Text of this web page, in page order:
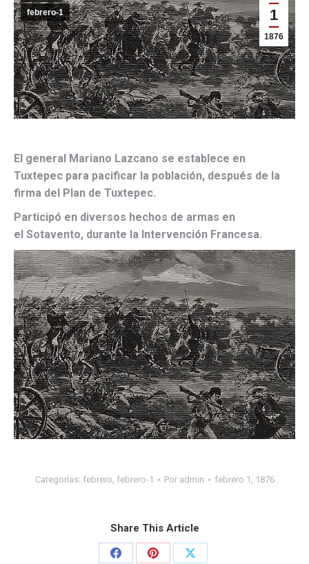
1
1876
febrero-1
El general Mariano Lazcano se establece en
Tuxtepec para pacificar la población, después de la
firma del Plan de Tuxtepec.
Participó en diversos hechos de armas en
el Sotavento, durante la Intervención Francesa.
Categorías: febrero, febrero-1 Por admin febrero 1, 1876
Share This Article